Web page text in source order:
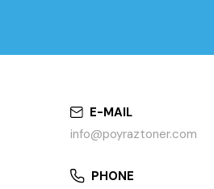
E-MAIL
info@poyraztoner.com
PHONE